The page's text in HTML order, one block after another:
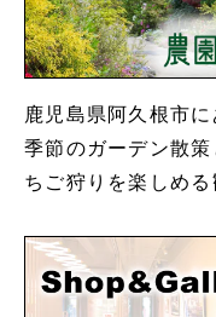
鹿児島県阿久根市
季節のガーデン散
ちご狩りを楽しめる